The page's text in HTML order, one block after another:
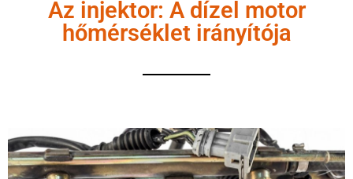
Az injektor: A dízel motor
hőmérséklet irányítója